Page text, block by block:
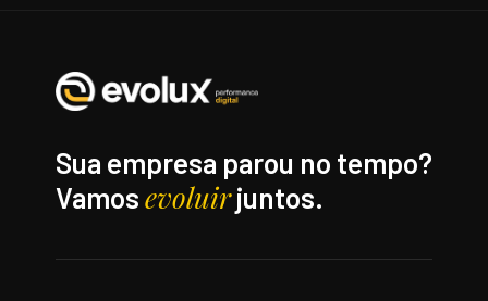
Sua empresa parou no tempo?
Vamosevoluirjuntos.